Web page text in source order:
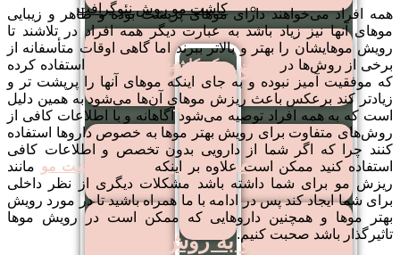
کاشت مو به روش FUE
کاشت مو روش RHT
کاشت مو به روش SUT
کاشت مو روش نئوگرافت
کاشت
مو
به
روش
FUT
همه افراد می‌خواهند دارای موهای پرپشت بوده و ظاهر و زیبایی
موهای آنها نیز زیاد باشد به عبارت دیگر همه افراد در تلاشند تا
رویش موهایشان را بهتر و بالاتر ببرند اما گاهی اوقات متأسفانه از
برخی از روش‌ها در
بهترین مرکز کاشت مو در تهران
استفاده کرده
که موفقیت آمیز نبوده و به جای اینکه موهای آنها را پرپشت تر و
زیادتر کند برعکس باعث ریزش موهای آن‌ها می‌شود به همین دلیل
است که به همه افراد توصیه می‌شود آگاهانه و با اطلاعات کافی از
روش‌های متفاوت برای رویش بهتر موها به خصوص داروها استفاده
کنند چرا که اگر شما از دارویی بدون تخصص و اطلاعات کافی
استفاده کنید ممکن است علاوه بر اینکه
عوارض کاشت مو مانند
ریزش مو برای شما داشته باشد مشکلات دیگری از نظر داخلی
برای شما ایجاد کند پس در ادامه با ما همراه باشید تا در مورد رویش
بهتر موها و همچنین داروهایی که ممکن است در رویش موها
تاثیرگذار باشد صحبت کنیم.